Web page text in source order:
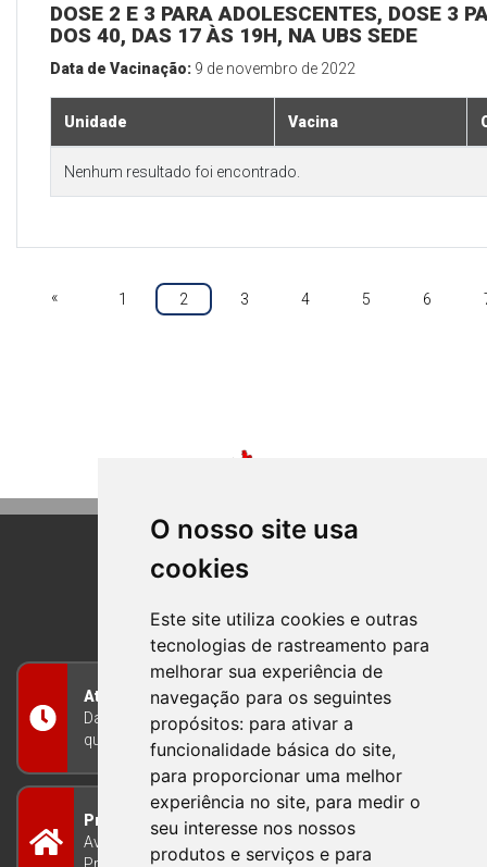
O nosso site usa
cookies
Este site utiliza cookies e outras
tecnologias de rastreamento para
melhorar sua experiência de
navegação para os seguintes
propósitos: para ativar a
funcionalidade básica do site,
para proporcionar uma melhor
experiência no site, para medir o
seu interesse nos nossos
produtos e serviços e para
DOSE 2 E 3 PARA ADOLESCENTES, DOSE 3
DOS 40, DAS 17 ÀS 19H, NA UBS SEDE
Data de Vacinação: 9 de novembro de 2022
Unidade Vacina
Nenhum resultado foi encontrado.
« 1 2 3 4 5 6
BOM PRINCIPIO
RIO GRANDE DO SUL
Atendimento
Das 8h às 12h e das 13h às 17h30, de segunda a
quinta-feira, e nas sextas-feiras das 7h às 13h
Prefeitura Municipal
Avenida Guilherme Winter 65 - Centro Bom